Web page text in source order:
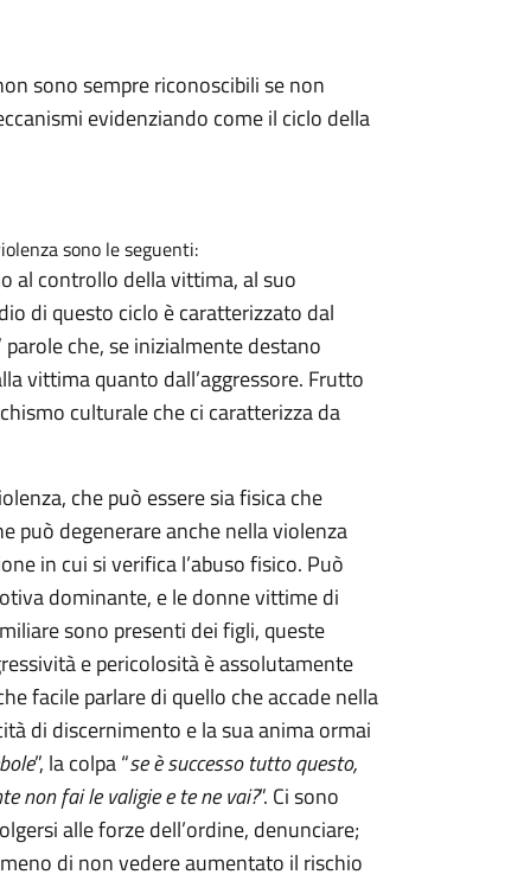
sono sempre riconoscibili se non
evidenziando come il ciclo della
sono le seguenti:
al controllo della vittima, al suo
di questo ciclo è caratterizzato dal
parole che, se inizialmente destano
vittima quanto dall’aggressore. Frutto
culturale che ci caratterizza da
che può essere sia fisica che
può degenerare anche nella violenza
in cui si verifica l’abuso fisico. Può
dominante, e le donne vittime di
sono presenti dei figli, queste
e pericolosità è assolutamente
facile parlare di quello che accade nella
di discernimento e la sua anima ormai
”, la colpa “se è successo tutto questo,
non fai le valigie e te ne vai?”. Ci sono
alle forze dell’ordine, denunciare;
di non vedere aumentato il rischio